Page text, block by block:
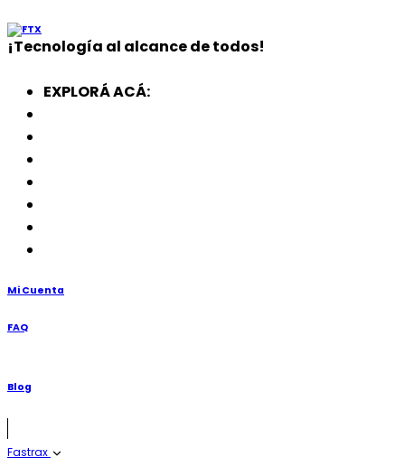
¡Tecnología al alcance de todos!
EXPLORÁ ACÁ:
Mi Cuenta
FAQ
Blog
Fastrax